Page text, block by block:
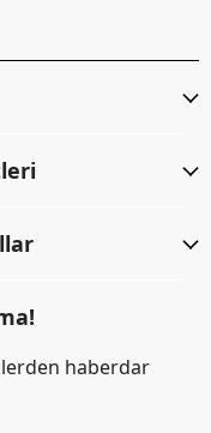
haberdar